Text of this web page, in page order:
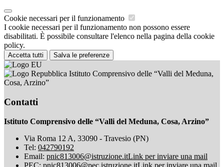
Cookie necessari per il funzionamento
I cookie necessari per il funzionamento non possono essere
disabilitati. È possibile consultare l'elenco nella pagina della cookie
policy.
Accetta tutti Salva le preferenze
Istituto Comprensivo delle “Valli del Meduna,
Cosa, Arzino”
Contatti
Istituto Comprensivo delle “Valli del Meduna, Cosa, Arzino”
Via Roma 12 A, 33090 - Travesio (PN)
Tel: 042790192
Email: pnic813006@istruzione.itLink per inviare una mail
PEC: pnic813006@pec.istruzione.itLink per inviare una mail